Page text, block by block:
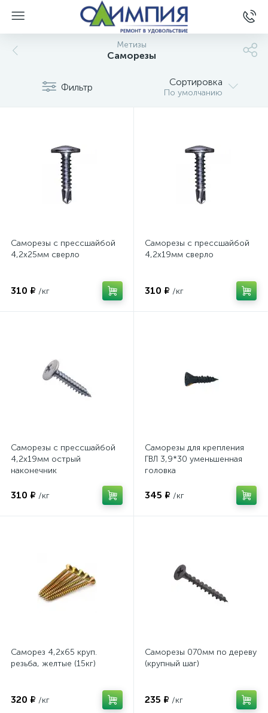
Метизы
Саморезы
Фильтр Сортировка
По умолчанию
Саморезы с прессшайбой
4,2х25мм сверло
310 ₽ /кг
Саморезы с прессшайбой
4,2х19мм сверло
310 ₽ /кг
Саморезы с прессшайбой
4,2х19мм острый
наконечник
310 ₽ /кг
Саморезы для крепления
ГВЛ 3,9*30 уменьшенная
головка
345 ₽ /кг
Саморез 4,2х65 круп.
резьба, желтые (15кг)
320 ₽ /кг
Саморезы 070мм по дереву
(крупный шаг)
235 ₽ /кг